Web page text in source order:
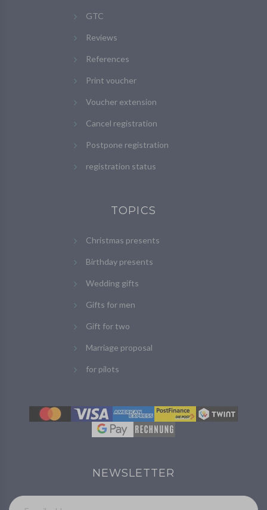
GTC
Reviews
References
Print voucher
Voucher extension
Cancel registration
Postpone registration
registration status
TOPICS
Christmas presents
Birthday presents
Wedding gifts
Gifts for men
Gift for two
Marriage proposal
for pilots
NEWSLETTER